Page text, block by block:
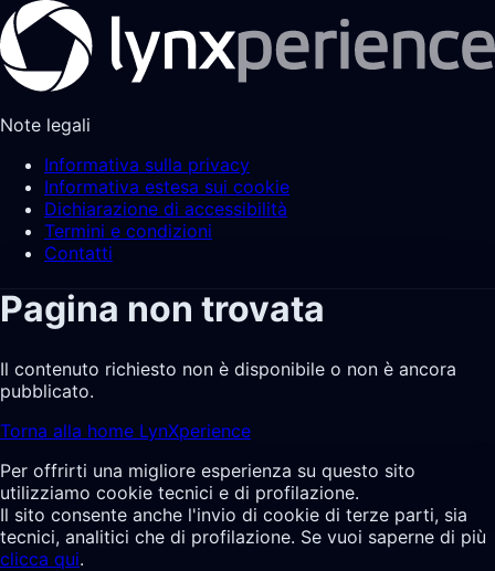
Note legali
Informativa sulla privacy
Informativa estesa sui cookie
Dichiarazione di accessibilità
Termini e condizioni
Contatti
Pagina non trovata
Il contenuto richiesto non è disponibile o non è ancora
pubblicato.
Torna alla home LynXperience
Per offrirti una migliore esperienza su questo sito
utilizziamo cookie tecnici e di profilazione.
Il sito consente anche l'invio di cookie di terze parti, sia
tecnici, analitici che di profilazione. Se vuoi saperne di più
clicca qui.